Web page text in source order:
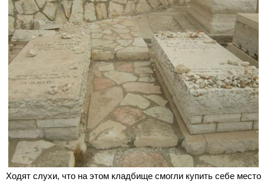
Ходят слухи, что на этом кладбище смогли купить себе место